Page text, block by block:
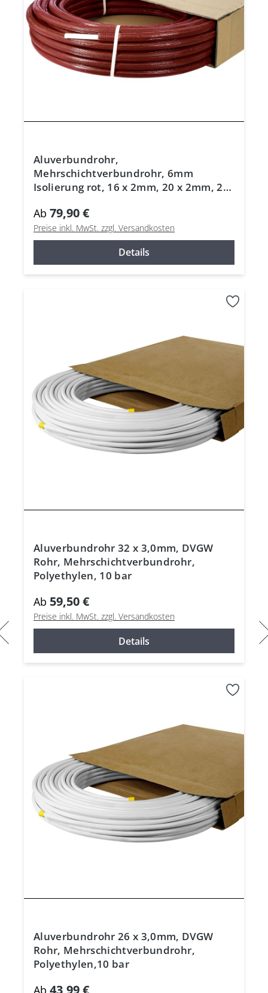
Aluverbundrohr,
Mehrschichtverbundrohr, 6mm
Isolierung rot, 16 x 2mm, 20 x 2mm, 26
Ab 79,90 €
Preise inkl. MwSt. zzgl. Versandkosten
Details
Aluverbundrohr 32 x 3,0mm, DVGW
Rohr, Mehrschichtverbundrohr,
Polyethylen, 10 bar
Ab 59,50 €
Preise inkl. MwSt. zzgl. Versandkosten
Details
Aluverbundrohr 26 x 3,0mm, DVGW
Rohr, Mehrschichtverbundrohr,
Polyethylen,10 bar
Ab